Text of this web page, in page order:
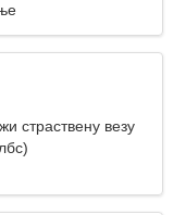
страствену везу